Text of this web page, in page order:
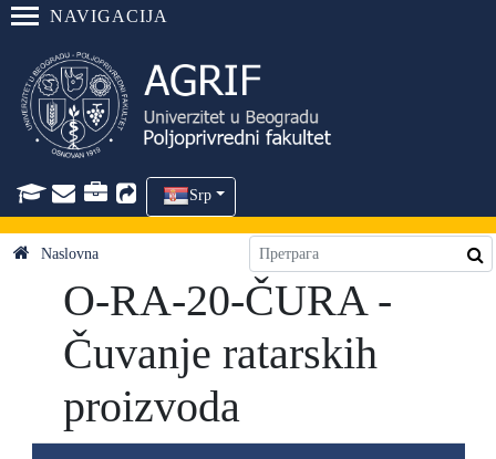
NAVIGACIJA
Srp
Naslovna
O-RA-20-ČURA -
Čuvanje ratarskih
proizvoda